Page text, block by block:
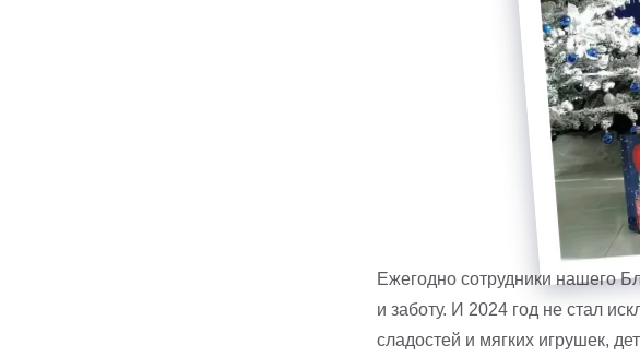
Ежегодно сотрудники нашего
и заботу. И 2024 год не стал
сладостей и мягких игрушек,